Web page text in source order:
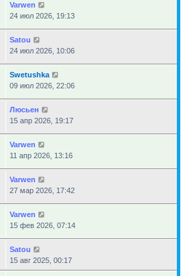
Varwen
24 июл 2026, 19:13
Satou
24 июл 2026, 10:06
Swetushka
09 июл 2026, 22:06
Люсьен
15 апр 2026, 19:17
Varwen
11 апр 2026, 13:16
Varwen
27 мар 2026, 17:42
Varwen
15 фев 2026, 07:14
Satou
15 авг 2025, 00:17